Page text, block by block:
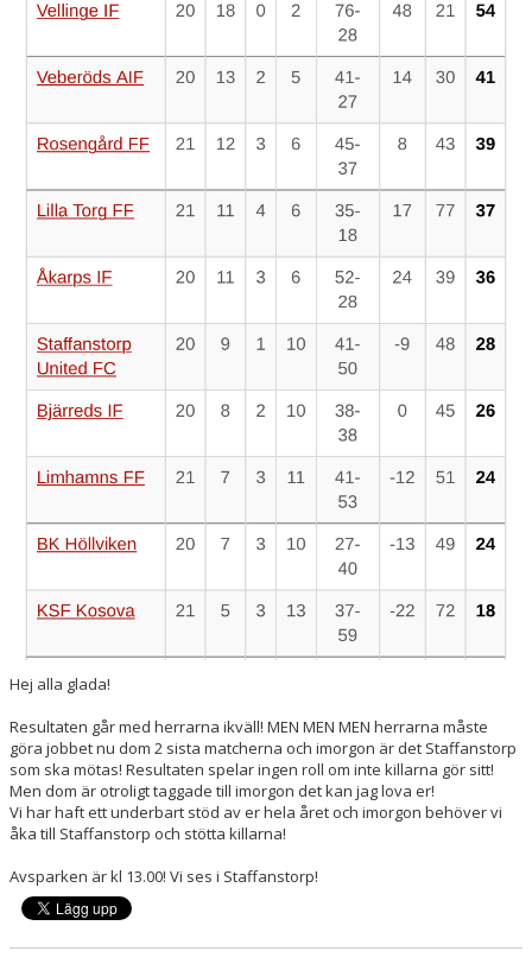
Hej alla glada!
Resultaten går med herrarna ikväll! MEN MEN MEN herrarna måste
göra jobbet nu dom 2 sista matcherna och imorgon är det Staffanstorp
som ska mötas! Resultaten spelar ingen roll om inte killarna gör sitt!
Men dom är otroligt taggade till imorgon det kan jag lova er!
Vi har haft ett underbart stöd av er hela året och imorgon behöver vi
åka till Staffanstorp och stötta killarna!
Avsparken är kl 13.00! Vi ses i Staffanstorp!